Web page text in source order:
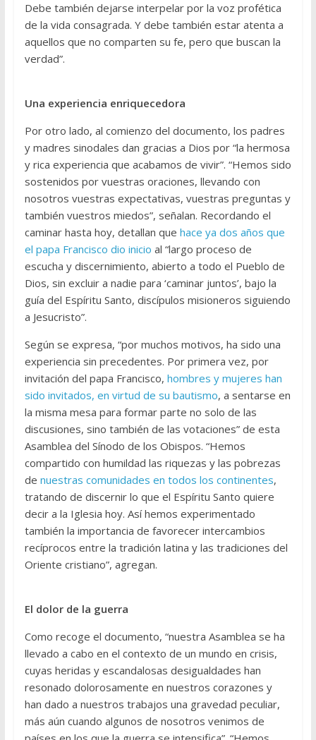
Debe también dejarse interpelar por la voz profética
de la vida consagrada. Y debe también estar atenta a
aquellos que no comparten su fe, pero que buscan la
verdad”.
Una experiencia enriquecedora
Por otro lado, al comienzo del documento, los padres
y madres sinodales dan gracias a Dios por “la hermosa
y rica experiencia que acabamos de vivir”. “Hemos sido
sostenidos por vuestras oraciones, llevando con
nosotros vuestras expectativas, vuestras preguntas y
también vuestros miedos”, señalan. Recordando el
caminar hasta hoy, detallan que hace ya dos años que
el papa Francisco dio inicio al “largo proceso de
escucha y discernimiento, abierto a todo el Pueblo de
Dios, sin excluir a nadie para ‘caminar juntos’, bajo la
guía del Espíritu Santo, discípulos misioneros siguiendo
a Jesucristo”.
Según se expresa, “por muchos motivos, ha sido una
experiencia sin precedentes. Por primera vez, por
invitación del papa Francisco, hombres y mujeres han
sido invitados, en virtud de su bautismo, a sentarse en
la misma mesa para formar parte no solo de las
discusiones, sino también de las votaciones” de esta
Asamblea del Sínodo de los Obispos. “Hemos
compartido con humildad las riquezas y las pobrezas
de nuestras comunidades en todos los continentes,
tratando de discernir lo que el Espíritu Santo quiere
decir a la Iglesia hoy. Así hemos experimentado
también la importancia de favorecer intercambios
recíprocos entre la tradición latina y las tradiciones del
Oriente cristiano”, agregan.
El dolor de la guerra
Como recoge el documento, “nuestra Asamblea se ha
llevado a cabo en el contexto de un mundo en crisis,
cuyas heridas y escandalosas desigualdades han
resonado dolorosamente en nuestros corazones y
han dado a nuestros trabajos una gravedad peculiar,
más aún cuando algunos de nosotros venimos de